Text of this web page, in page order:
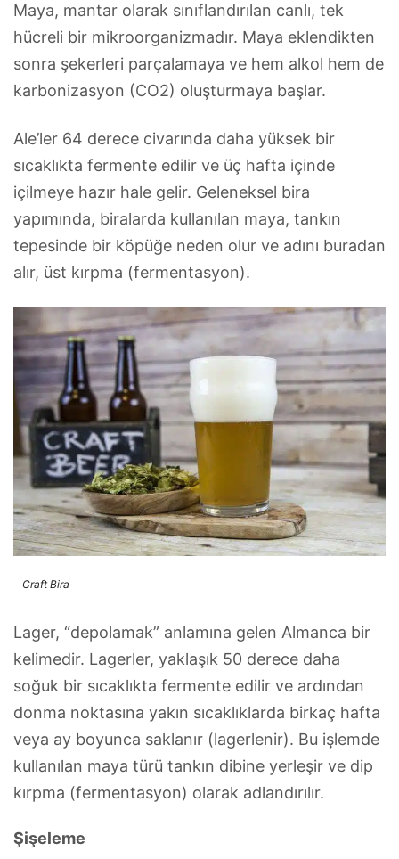
Maya, mantar olarak sınıflandırılan canlı, tek
hücreli bir mikroorganizmadır. Maya eklendikten
sonra şekerleri parçalamaya ve hem alkol hem de
karbonizasyon (CO2) oluşturmaya başlar.
Ale’ler 64 derece civarında daha yüksek bir
sıcaklıkta fermente edilir ve üç hafta içinde
içilmeye hazır hale gelir. Geleneksel bira
yapımında, biralarda kullanılan maya, tankın
tepesinde bir köpüğe neden olur ve adını buradan
alır, üst kırpma (fermentasyon).
Craft Bira
Lager, “depolamak” anlamına gelen Almanca bir
kelimedir. Lagerler, yaklaşık 50 derece daha
soğuk bir sıcaklıkta fermente edilir ve ardından
donma noktasına yakın sıcaklıklarda birkaç hafta
veya ay boyunca saklanır (lagerlenir). Bu işlemde
kullanılan maya türü tankın dibine yerleşir ve dip
kırpma (fermentasyon) olarak adlandırılır.
Şişeleme